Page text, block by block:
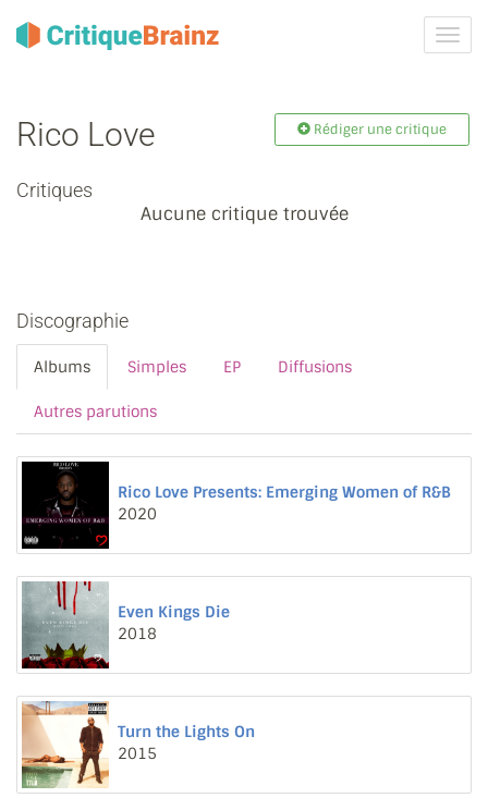
la
Rico Love Rédiger une critique
Critiques
Aucune critique trouvée
Discographie
Albums Simples EP Diffusions
Autres parutions
Rico Love Presents: Emerging Women of R&B
2020
Even Kings Die
2018
Turn the Lights On
2015